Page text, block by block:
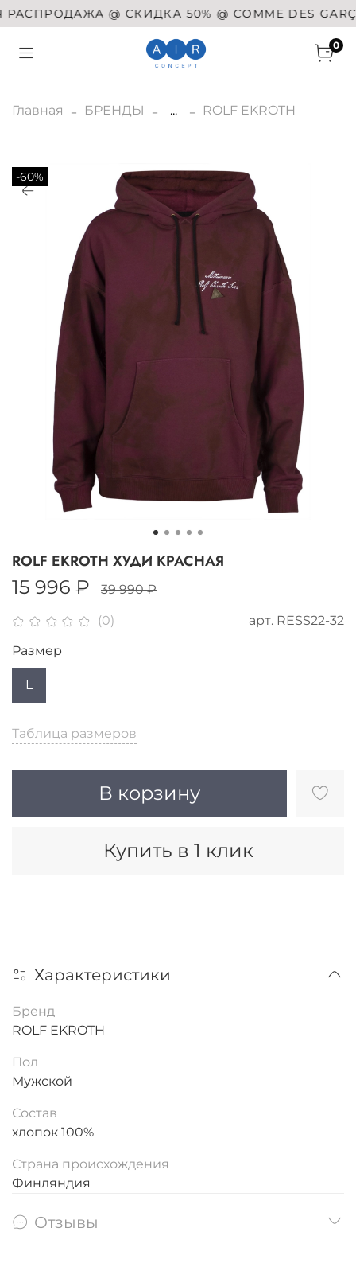
@ СКИДКА 50% @ COMME DES GARÇONS @
0
Главная БРЕНДЫ ... ROLF EKROTH
-60%
(0) арт. RESS22-32
ROLF EKROTH ХУДИ КРАСНАЯ
15 996 ₽ 39 990 ₽
Таблица размеров
В корзину
Купить в 1 клик
Размер
L
Характеристики
Бренд
ROLF EKROTH
Пол
Мужской
Состав
хлопок 100%
Страна происхождения
Финляндия
Отзывы